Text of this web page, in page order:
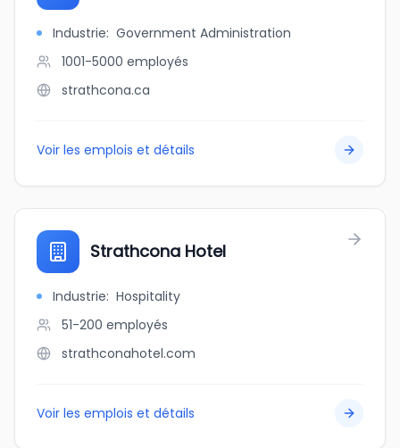
Industrie: Government Administration
1001-5000 employés
strathcona.ca
Voir les emplois et détails
Strathcona Hotel
Industrie: Hospitality
51-200 employés
strathconahotel.com
Voir les emplois et détails